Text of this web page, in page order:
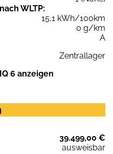
WLTP:
15,1 kWh/100km
0 g/km
A
Zentrallager
6 anzeigen
39.499,00 €
ausweisbar